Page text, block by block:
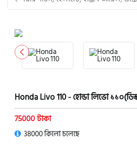
product view
Honda Livo 110 - হোন্ডা লিভো
75000 টাকা
38000 কিলো চলেছে